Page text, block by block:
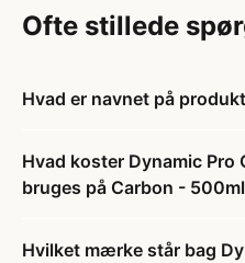
Ofte stillede
Hvad er navnet på
Hvad koster Dynamic Pro
bruges på Carbon -
Hvilket mærke står bag